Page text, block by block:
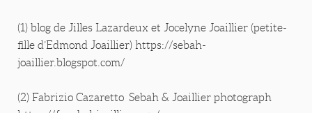
(1) blog de Jilles Lazardeux et Jocelyne Joaillier (petite-
fille d’Edmond Joaillier) https://sebah-
joaillier.blogspot.com/
(2) Fabrizio Cazaretto Sebah & Joaillier photograph